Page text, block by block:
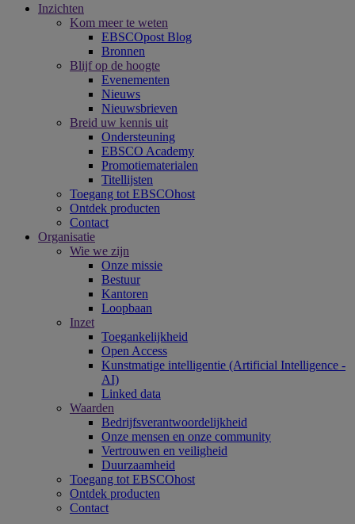
Inzichten
Kom meer te weten
EBSCOpost Blog
Bronnen
Blijf op de hoogte
Evenementen
Nieuws
Nieuwsbrieven
Breid uw kennis uit
Ondersteuning
EBSCO Academy
Promotiematerialen
Titellijsten
Toegang tot EBSCOhost
Ontdek producten
Contact
Organisatie
Wie we zijn
Onze missie
Bestuur
Kantoren
Loopbaan
Inzet
Toegankelijkheid
Open Access
Kunstmatige intelligentie (Artificial Intelligence -
AI)
Linked data
Waarden
Bedrijfsverantwoordelijkheid
Onze mensen en onze community
Vertrouwen en veiligheid
Duurzaamheid
Toegang tot EBSCOhost
Ontdek producten
Contact